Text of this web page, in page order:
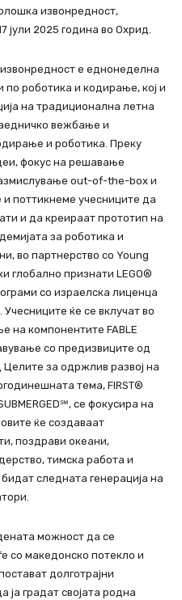
извонредност,
јули 2025 година во Охрид.
е еднонеделна
роботика и кодирање, кој и
на традиционална летна
вежбање и
и роботика. Преку
фокус на решавање
out-of-the-box и
поттикнеме учесниците да
и да креираат прототип на
за роботика и
во партнерство со Young
глобално признати LEGO®
со израелска лиценца
ќе се вклучат во
на компонентите FABLE
со предизвиците од
за одржлив развој на
тема, FIRST®
се фокусира на
ќе создаваат
поздрави океани,
тимска работа и
следната генерација на
можност да се
со македонско потекло и
долготрајни
ја градат својата родна